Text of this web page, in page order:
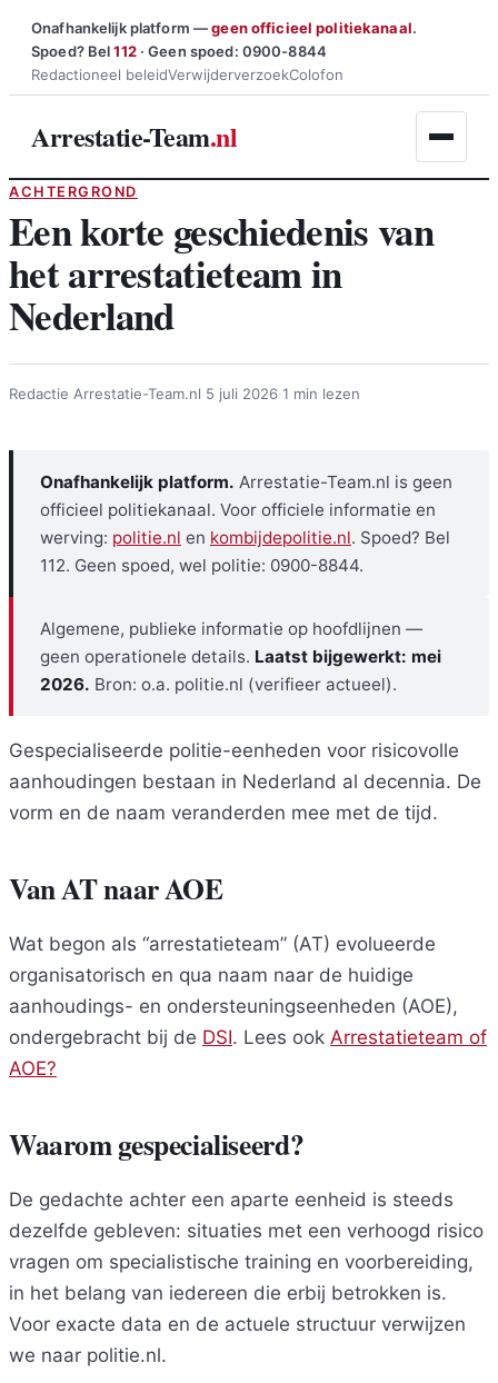
Ga
naar
Onafhankelijk platform —geen officieel politiekanaal.
Spoed? Bel112· Geen spoed: 0900-8844
Redactioneel beleidVerwijderverzoekColofon
Arrestatie-Team.nl
ACHTERGROND
Een korte geschiedenis van
het arrestatieteam in
Nederland
Redactie Arrestatie-Team.nl·5 juli 2026·1 min lezen
Onafhankelijk platform. Arrestatie-Team.nl is geen
officieel politiekanaal. Voor officiele informatie en
werving: politie.nl en kombijdepolitie.nl. Spoed? Bel
112. Geen spoed, wel politie: 0900-8844.
Algemene, publieke informatie op hoofdlijnen —
geen operationele details. Laatst bijgewerkt: mei
2026. Bron: o.a. politie.nl (verifieer actueel).
Gespecialiseerde politie-eenheden voor risicovolle
aanhoudingen bestaan in Nederland al decennia. De
vorm en de naam veranderden mee met de tijd.
Van AT naar AOE
Wat begon als “arrestatieteam” (AT) evolueerde
organisatorisch en qua naam naar de huidige
aanhoudings- en ondersteuningseenheden (AOE),
ondergebracht bij de DSI. Lees ook Arrestatieteam of
AOE?
Waarom gespecialiseerd?
De gedachte achter een aparte eenheid is steeds
dezelfde gebleven: situaties met een verhoogd risico
vragen om specialistische training en voorbereiding,
in het belang van iedereen die erbij betrokken is.
Voor exacte data en de actuele structuur verwijzen
we naar politie.nl.